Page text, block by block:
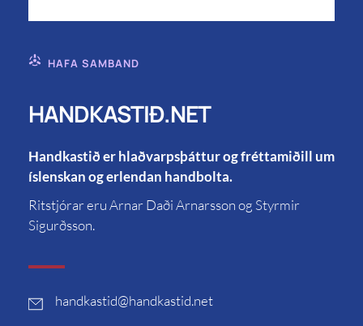
HAFA SAMBAND
HANDKASTIÐ.NET
Handkastið er hlaðvarpsþáttur og fréttamiðill um
íslenskan og erlendan handbolta.
Ritstjórar eru Arnar Daði Arnarsson og Styrmir
Sigurðsson.
handkastid@handkastid.net